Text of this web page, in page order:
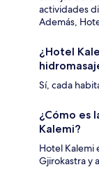
actividades
Además,
¿Hotel
Sí, cada
¿Cómo es
Kalemi?
Hotel Kalemi
Gjirokastra y